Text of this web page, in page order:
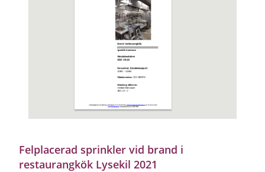
Felplacerad sprinkler vid brand i
restaurangkök Lysekil 2021